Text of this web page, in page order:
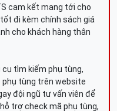
cam kết mang tới cho
đi kèm chính sách giá
cho khách hàng thân
cụ tìm kiếm phụ tùng,
tùng trên website
đội ngũ tư vấn viên để
trợ check mã phụ tùng,